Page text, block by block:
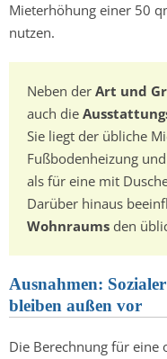
Mieterhöhung einer 50
nutzen.
Neben der Art und
auch die
Sie liegt der übliche
Fußbodenheizung
als für eine mit
Darüber hinaus
Wohnraums den
Ausnahmen:
bleiben außen vor
Die Berechnung für eine